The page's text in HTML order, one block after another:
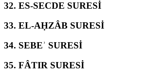
32. ES-SECDE SURESİ
33. EL-AḤZÂB SURESİ
34. SEBEʾ SURESİ
35. FÂTIR SURESİ